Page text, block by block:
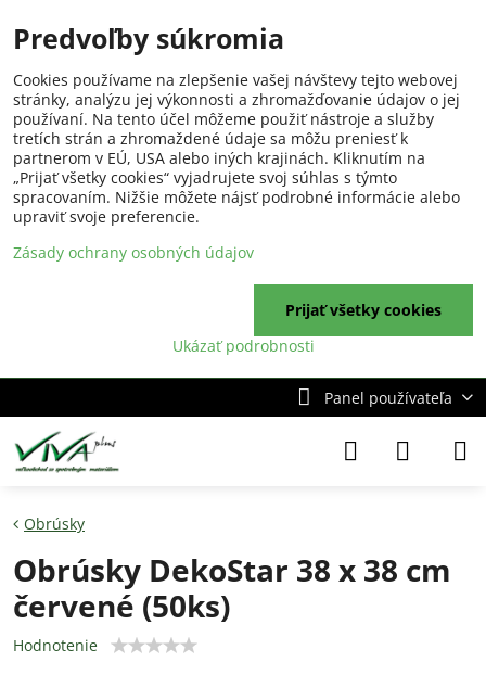
Panel používateľa
Obrúsky
Obrúsky DekoStar 38 x 38 cm
červené (50ks)
Hodnotenie
Predvoľby súkromia
Cookies používame na zlepšenie vašej návštevy tejto webovej
stránky, analýzu jej výkonnosti a zhromažďovanie údajov o jej
používaní. Na tento účel môžeme použiť nástroje a služby
tretích strán a zhromaždené údaje sa môžu preniesť k
partnerom v EÚ, USA alebo iných krajinách. Kliknutím na
„Prijať všetky cookies“ vyjadrujete svoj súhlas s týmto
spracovaním. Nižšie môžete nájsť podrobné informácie alebo
upraviť svoje preferencie.
Zásady ochrany osobných údajov
Ukázať podrobnosti
Prijať všetky cookies